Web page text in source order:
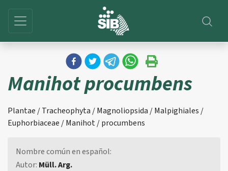
Manihot procumbens
Plantae / Tracheophyta / Magnoliopsida / Malpighiales /
Euphorbiaceae / Manihot / procumbens
Nombre común en español:
Autor: Müll. Arg.